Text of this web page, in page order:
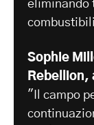
eliminando
Sophie
Rebellion,
"Il campo